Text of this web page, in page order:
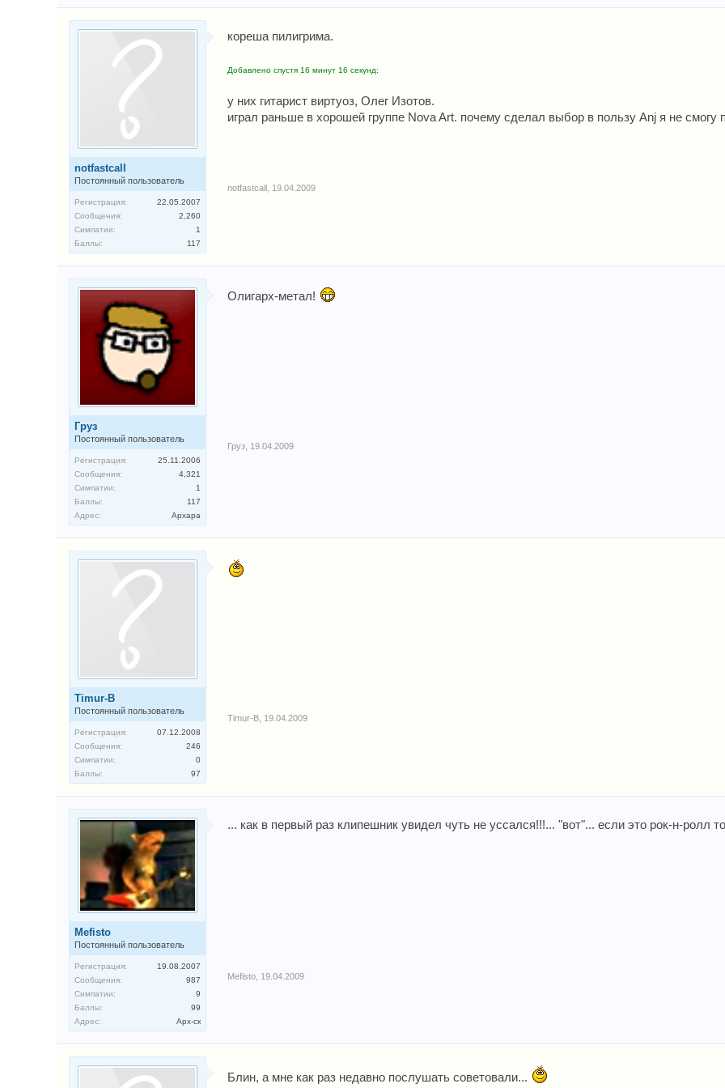
notfastcall
Постоянный пользователь
Регистрация:
22.05.2007
Сообщения:
2,260
Симпатии:
1
Баллы:
117
кореша пилигрима.
Добавлено спустя 16 минут 16 секунд:
у них гитарист виртуоз, Олег Изотов.
играл раньше в хорошей группе Nova Art. почему сделал выбор в пользу Anj я не смогу
notfastcall, 19.04.2009
Груз
Постоянный пользователь
Регистрация:
25.11.2006
Сообщения:
4,321
Симпатии:
1
Баллы:
117
Адрес:
Архара
Олигарх-метал!
Груз, 19.04.2009
Timur-B
Постоянный пользователь
Регистрация:
07.12.2008
Сообщения:
246
Симпатии:
0
Баллы:
97
Timur-B, 19.04.2009
Mefisto
Постоянный пользователь
Регистрация:
19.08.2007
Сообщения:
987
Симпатии:
9
Баллы:
99
Адрес:
Арх-ск
... как в первый раз клипешник увидел чуть не уссался!!!... "вот"... если это рок-н-ролл
Mefisto, 19.04.2009
Блин, а мне как раз недавно послушать советовали...